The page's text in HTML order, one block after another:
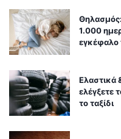
1.000
εγκέφαλο
Ελαστικά
ελέγξετε
το ταξίδι